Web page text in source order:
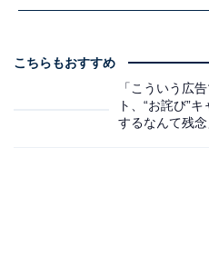
こちらもおすすめ
「こういう広
ト、“お詫び”
するなんて残念